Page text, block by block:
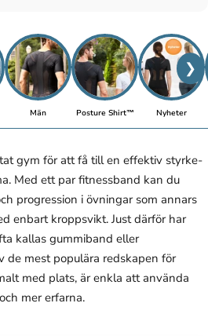
❯
Män Posture Shirt™ Nyheter
gym för att få till en effektiv styrke-
Med ett par fitnessband kan du
progression i övningar som annars
enbart kroppsvikt. Just därför har
kallas gummiband eller
de mest populära redskapen för
med plats, är enkla att använda
mer erfarna.